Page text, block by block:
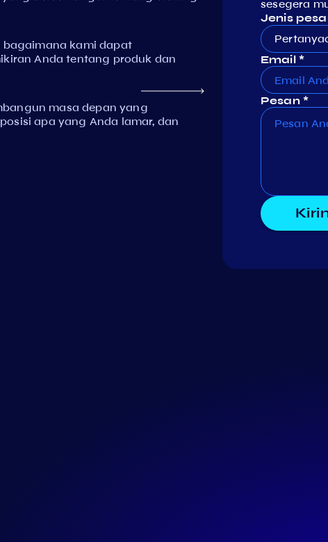
kami dapat
Anda tentang produk dan
masa depan yang
apa yang Anda lamar, dan
sesegera
Jenis
Email *
Pesan *